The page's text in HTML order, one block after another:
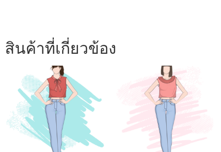
สินค้าที่เกี่ยวข้อง